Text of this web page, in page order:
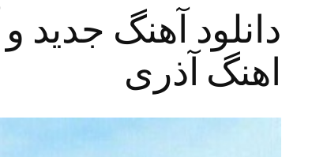
دانلود آهنگ جدید و
اهنگ آذری